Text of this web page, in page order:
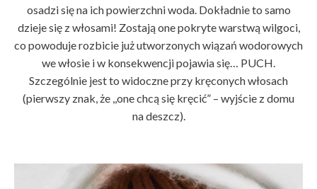
osadzi się na ich powierzchni woda. Dokładnie to samo
dzieje się z włosami! Zostają one pokryte warstwą wilgoci,
co powoduje rozbicie już utworzonych wiązań wodorowych
we włosie i w konsekwencji pojawia się… PUCH.
Szczególnie jest to widoczne przy kręconych włosach
(pierwszy znak, że ,,one chcą się kręcić” – wyjście z domu
na deszcz).